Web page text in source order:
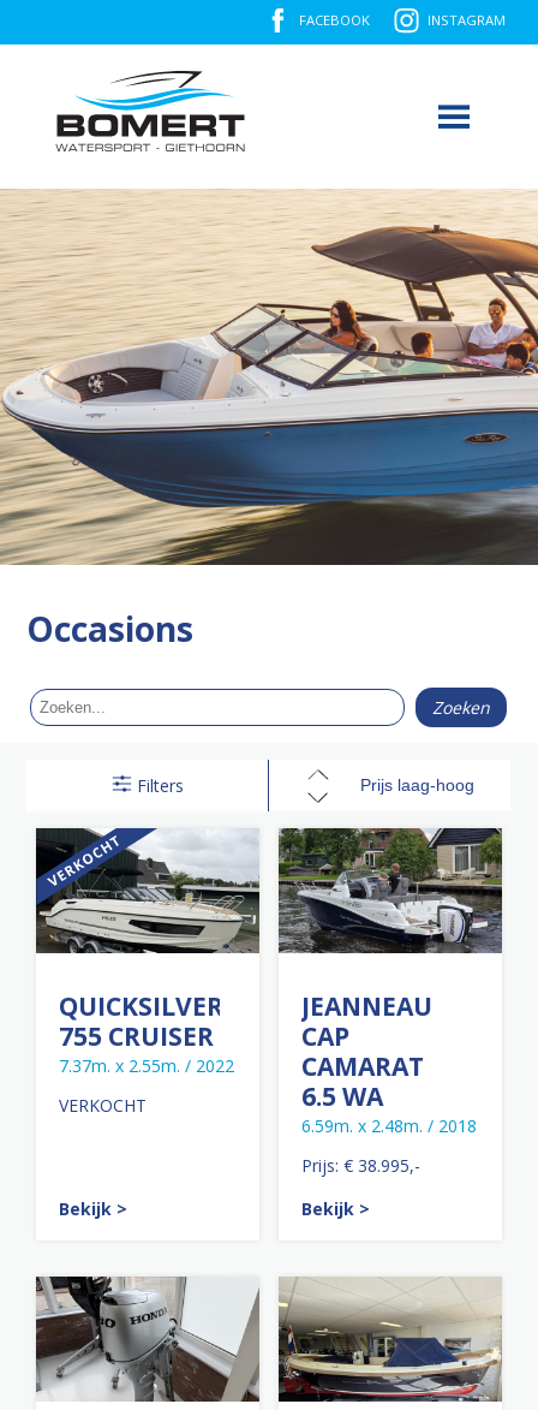
FACEBOOK INSTAGRAM
Occasions
Filters
QUICKSILVER
755 CRUISER
7.37m. x 2.55m. / 2022
VERKOCHT
Bekijk >
JEANNEAU
CAP
CAMARAT
6.5 WA
6.59m. x 2.48m. / 2018
Prijs: € 38.995,-
Bekijk >